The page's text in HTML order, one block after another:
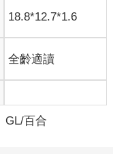
18.8*12.7*1.6
全齡適讀
GL/百合